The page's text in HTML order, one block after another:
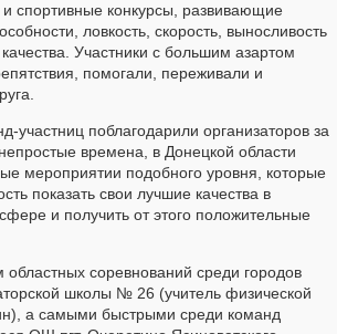
спортивные конкурсы, развивающие
ловкость, скорость, выносливость
Участники с большим азартом
помогали, переживали и
участниц поблагодарили организаторов за
времена, в Донецкой области
мероприятии подобного уровня, которые
показать свои лучшие качества в
и получить от этого положительные
областных соревнований среди городов
школы № 26 (учитель физической
а самыми быстрыми среди команд